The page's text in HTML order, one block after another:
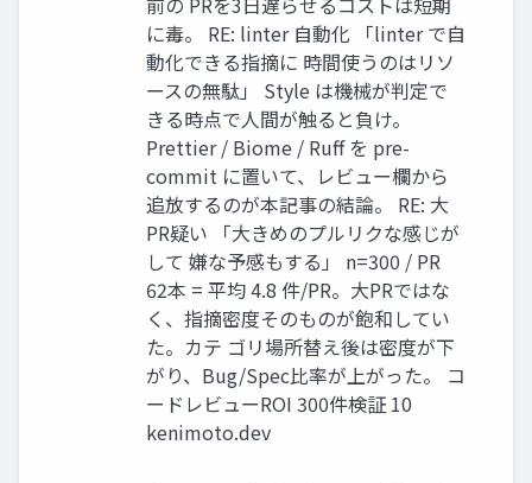
に毒。 RE: linter 自動化 「linter で自
動化できる指摘に 時間使うのはリソ
ースの無駄」 Style は機械が判定で
きる時点で人間が触ると負け。
Prettier / Biome / Ruff を pre-
commit に置いて、レビュー欄から
追放するのが本記事の結論。 RE: 大
PR疑い 「大きめのプルリクな感じが
して 嫌な予感もする」 n=300 / PR
62本 = 平均 4.8 件/PR。大PRではな
く、指摘密度そのものが飽和してい
た。カテ ゴリ場所替え後は密度が下
がり、Bug/Spec比率が上がった。 コ
ードレビューROI 300件検証 10
kenimoto.dev